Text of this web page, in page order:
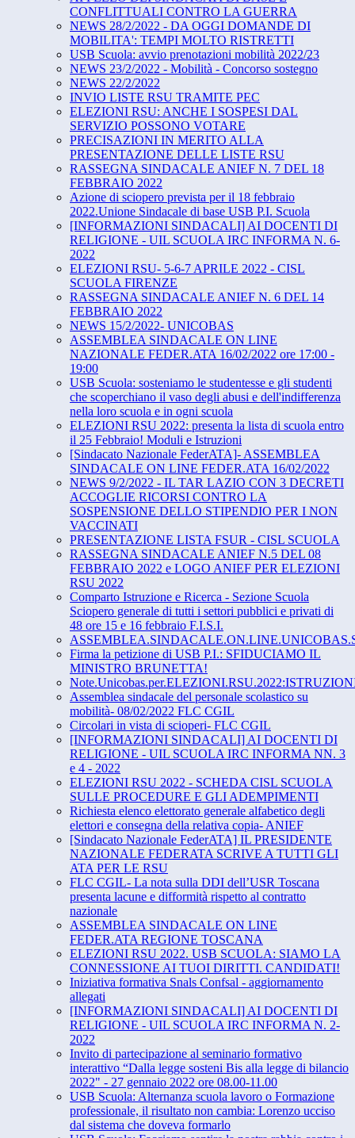
CONFLITTUALI CONTRO LA GUERRA
NEWS 28/2/2022 - DA OGGI DOMANDE DI
MOBILITA': TEMPI MOLTO RISTRETTI
USB Scuola: avvio prenotazioni mobilità 2022/23
NEWS 23/2/2022 - Mobilità - Concorso sostegno
NEWS 22/2/2022
INVIO LISTE RSU TRAMITE PEC
ELEZIONI RSU: ANCHE I SOSPESI DAL
SERVIZIO POSSONO VOTARE
PRECISAZIONI IN MERITO ALLA
PRESENTAZIONE DELLE LISTE RSU
RASSEGNA SINDACALE ANIEF N. 7 DEL 18
FEBBRAIO 2022
Azione di sciopero prevista per il 18 febbraio
2022.Unione Sindacale di base USB P.I. Scuola
[INFORMAZIONI SINDACALI] AI DOCENTI DI
RELIGIONE - UIL SCUOLA IRC INFORMA N. 6-
2022
ELEZIONI RSU- 5-6-7 APRILE 2022 - CISL
SCUOLA FIRENZE
RASSEGNA SINDACALE ANIEF N. 6 DEL 14
FEBBRAIO 2022
NEWS 15/2/2022- UNICOBAS
ASSEMBLEA SINDACALE ON LINE
NAZIONALE FEDER.ATA 16/02/2022 ore 17:00 -
19:00
USB Scuola: sosteniamo le studentesse e gli studenti
che scoperchiano il vaso degli abusi e dell'indifferenza
nella loro scuola e in ogni scuola
ELEZIONI RSU 2022: presenta la lista di scuola entro
il 25 Febbraio! Moduli e Istruzioni
[Sindacato Nazionale FederATA]- ASSEMBLEA
SINDACALE ON LINE FEDER.ATA 16/02/2022
NEWS 9/2/2022 - IL TAR LAZIO CON 3 DECRETI
ACCOGLIE RICORSI CONTRO LA
SOSPENSIONE DELLO STIPENDIO PER I NON
VACCINATI
PRESENTAZIONE LISTA FSUR - CISL SCUOLA
RASSEGNA SINDACALE ANIEF N.5 DEL 08
FEBBRAIO 2022 e LOGO ANIEF PER ELEZIONI
RSU 2022
Comparto Istruzione e Ricerca - Sezione Scuola
Sciopero generale di tutti i settori pubblici e privati di
48 ore 15 e 16 febbraio F.I.S.I.
Firma la petizione di USB P.I.: SFIDUCIAMO IL
MINISTRO BRUNETTA!
Assemblea sindacale del personale scolastico su
mobilità- 08/02/2022 FLC CGIL
Circolari in vista di scioperi- FLC CGIL
[INFORMAZIONI SINDACALI] AI DOCENTI DI
RELIGIONE - UIL SCUOLA IRC INFORMA NN. 3
e 4 - 2022
ELEZIONI RSU 2022 - SCHEDA CISL SCUOLA
SULLE PROCEDURE E GLI ADEMPIMENTI
Richiesta elenco elettorato generale alfabetico degli
elettori e consegna della relativa copia- ANIEF
[Sindacato Nazionale FederATA] IL PRESIDENTE
NAZIONALE FEDERATA SCRIVE A TUTTI GLI
ATA PER LE RSU
FLC CGIL- La nota sulla DDI dell’USR Toscana
presenta lacune e difformità rispetto al contratto
nazionale
ASSEMBLEA SINDACALE ON LINE
FEDER.ATA REGIONE TOSCANA
ELEZIONI RSU 2022. USB SCUOLA: SIAMO LA
CONNESSIONE AI TUOI DIRITTI. CANDIDATI!
Iniziativa formativa Snals Confsal - aggiornamento
allegati
[INFORMAZIONI SINDACALI] AI DOCENTI DI
RELIGIONE - UIL SCUOLA IRC INFORMA N. 2-
2022
Invito di partecipazione al seminario formativo
interattivo “​Dalla legge sosteni Bis alla legge di bilancio
2022" - 27 ​gennaio 2022​ ore ​08.00-11.00
USB Scuola: Alternanza scuola lavoro o Formazione
professionale, il risultato non cambia: Lorenzo ucciso
dal sistema che doveva formarlo